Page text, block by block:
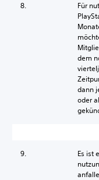
8.
Für
dem
dann
oder
9.
Es ist